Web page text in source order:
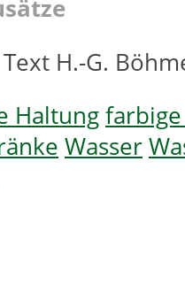
H.-G.
Haltung
Wasser